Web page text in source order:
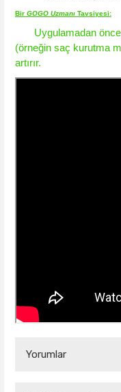
Bir GOGO Uzmanı Tavsiyesi:
Uygulamadan önce
(örneğin saç kurutma
artırır.
Yorumlar